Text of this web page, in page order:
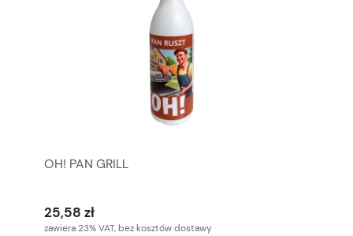
OH! PAN GRILL
25,58 zł
zawiera 23% VAT, bez kosztów dostawy